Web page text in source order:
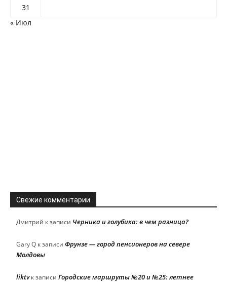
31
« Июл
Свежие комментарии
Дмитрий к записи Черника и голубика: в чем разница?
Gary Q к записи Фрунзе — город пенсионеров на севере
Молдовы
liktvк записи Городские маршруты №20 и №25: летнее